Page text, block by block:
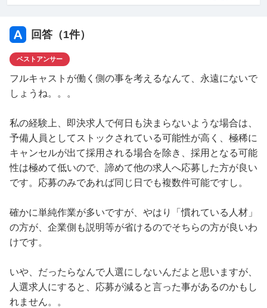
回答（1件）
ベストアンサー
フルキャストが働く側の事を考えるなんて、永遠にないで
しょうね。。。
私の経験上、即決求人で何日も決まらないような場合は、
予備人員としてストックされている可能性が高く、極稀に
キャンセルが出て採用される場合を除き、採用となる可能
性は極めて低いので、諦めて他の求人へ応募した方が良い
です。応募のみであれば同じ日でも複数件可能ですし。
確かに単純作業が多いですが、やはり「慣れている人材」
の方が、企業側も説明等が省けるのでそちらの方が良いわ
けです。
いや、だったらなんで人選にしないんだよと思いますが、
人選求人にすると、応募が減ると言った事があるのかもし
れません。。